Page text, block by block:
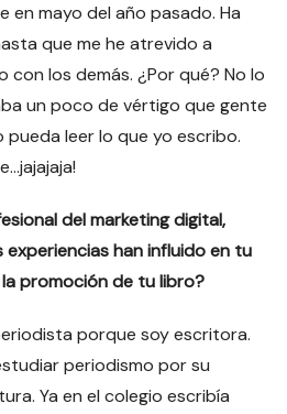
en mayo del año pasado. Ha
que me he atrevido a
con los demás. ¿Por qué? No lo
un poco de vértigo que gente
leer lo que yo escribo.
del marketing digital,
han influido en tu
promoción de tu libro?
porque soy escritora.
periodismo por su
Ya en el colegio escribía